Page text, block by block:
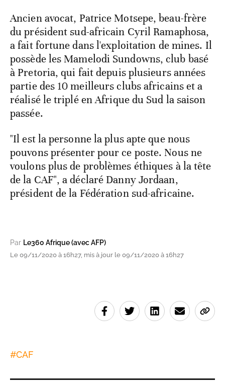
Ancien avocat, Patrice Motsepe, beau-frère
du président sud-africain Cyril Ramaphosa,
a fait fortune dans l'exploitation de mines. Il
possède les Mamelodi Sundowns, club basé
à Pretoria, qui fait depuis plusieurs années
partie des 10 meilleurs clubs africains et a
réalisé le triplé en Afrique du Sud la saison
passée.
"Il est la personne la plus apte que nous
pouvons présenter pour ce poste. Nous ne
voulons plus de problèmes éthiques à la tête
de la CAF", a déclaré Danny Jordaan,
président de la Fédération sud-africaine.
Par Le360 Afrique (avec AFP)
Le 09/11/2020 à 16h27, mis à jour le 09/11/2020 à 16h27
#CAF